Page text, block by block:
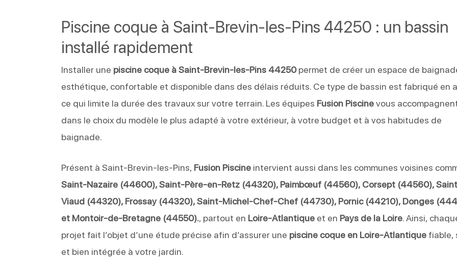
Piscine coque à Saint-Brevin-les-Pins 44250 : un bassin
installé rapidement
Installer une piscine coque à Saint-Brevin-les-Pins 44250permet de créer un espace de
esthétique, confortable et disponible dans des délais réduits. Ce type de bassin est fabriqué en
ce qui limite la durée des travaux sur votre terrain. Les équipes Fusion Piscinevous
dans le choix du modèle le plus adapté à votre extérieur, à votre budget et à vos habitudes de
baignade.
Présent à Saint-Brevin-les-Pins, Fusion Piscine intervient aussi dans les communes voisines
Saint-Nazaire (44600), Saint-Père-en-Retz (44320), Paimbœuf (44560), Corsept (44560),
Viaud (44320), Frossay (44320), Saint-Michel-Chef-Chef (44730), Pornic (44210), Donges
et Montoir-de-Bretagne (44550)., partout en Loire-Atlantique et en Pays de la Loire. Ainsi,
projet fait l’objet d’une étude précise afin d’assurer une piscine coque en Loire-Atlantique fiable,
et bien intégrée à votre jardin.